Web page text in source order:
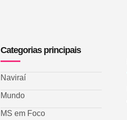
Categorias principais
Naviraí
Mundo
MS em Foco